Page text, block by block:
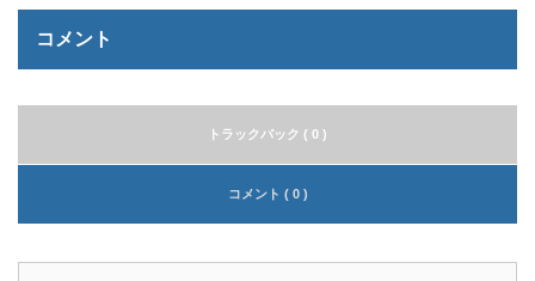
コメント
トラックバック ( 0 )
コメント ( 0 )